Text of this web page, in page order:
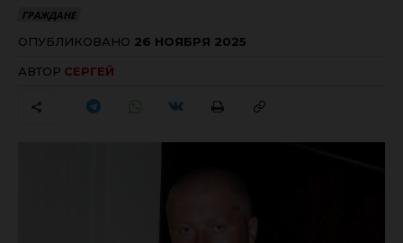
ГРАЖДАНЕ
ОПУБЛИКОВАНО 26 НОЯБРЯ 2025
АВТОР СЕРГЕЙ